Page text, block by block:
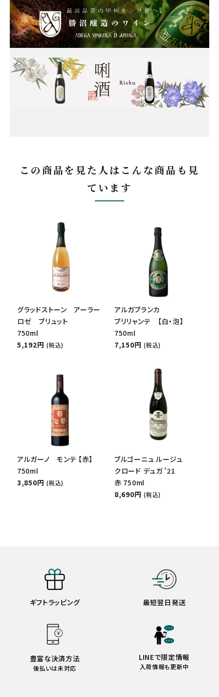
この商品を見た人はこんな商品も見
ています
グラッドストーン アーラー
ロゼ ブリュット
750ml
5,192円 (税込)
アルガブランカ
ブリリャンテ 【白・泡】
750ml
7,150円 (税込)
アルガーノ モンテ 【赤】
750ml
3,850円 (税込)
ブルゴーニュ ルージュ
クロード デュガ '21
赤 750ml
8,690円 (税込)
ギフトラッピング 最短翌日発送
豊富な決済方法
後払いは未対応
LINEで限定情報
入荷情報も更新中